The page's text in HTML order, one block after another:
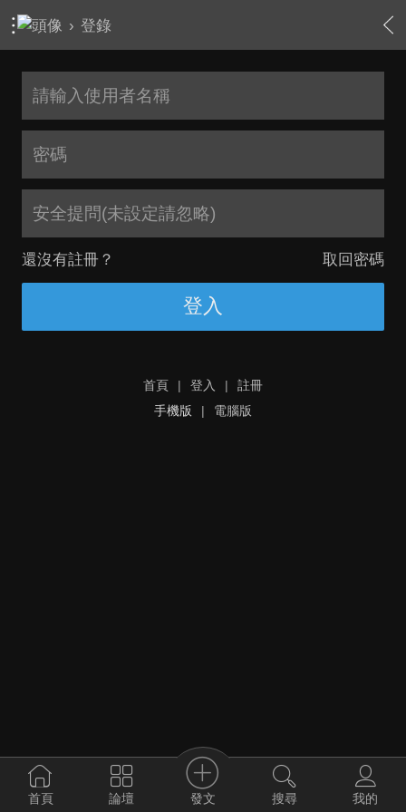
› 登錄
安全提問(未設定請忽略)
還沒有註冊？ 取回密碼
登入
首頁 | 登入 |
註冊
手機版
| 電腦版
首頁 論壇 發文 搜尋 我的